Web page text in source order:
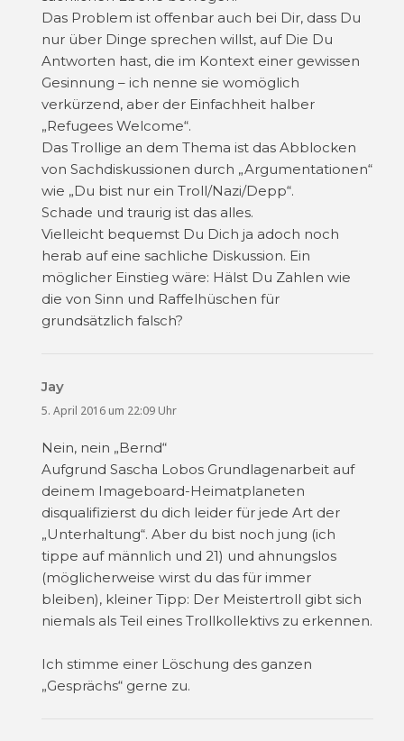
Das Problem ist offenbar auch bei Dir, dass Du
nur über Dinge sprechen willst, auf Die Du
Antworten hast, die im Kontext einer gewissen
Gesinnung – ich nenne sie womöglich
verkürzend, aber der Einfachheit halber
„Refugees Welcome“.
Das Trollige an dem Thema ist das Abblocken
von Sachdiskussionen durch „Argumentationen“
wie „Du bist nur ein Troll/Nazi/Depp“.
Schade und traurig ist das alles.
Vielleicht bequemst Du Dich ja adoch noch
herab auf eine sachliche Diskussion. Ein
möglicher Einstieg wäre: Hälst Du Zahlen wie
die von Sinn und Raffelhüschen für
grundsätzlich falsch?
Jay
5. April 2016 um 22:09 Uhr
Nein, nein „Bernd“
Aufgrund Sascha Lobos Grundlagenarbeit auf
deinem Imageboard-Heimatplaneten
disqualifizierst du dich leider für jede Art der
„Unterhaltung“. Aber du bist noch jung (ich
tippe auf männlich und 21) und ahnungslos
(möglicherweise wirst du das für immer
bleiben), kleiner Tipp: Der Meistertroll gibt sich
niemals als Teil eines Trollkollektivs zu erkennen.
Ich stimme einer Löschung des ganzen
„Gesprächs“ gerne zu.